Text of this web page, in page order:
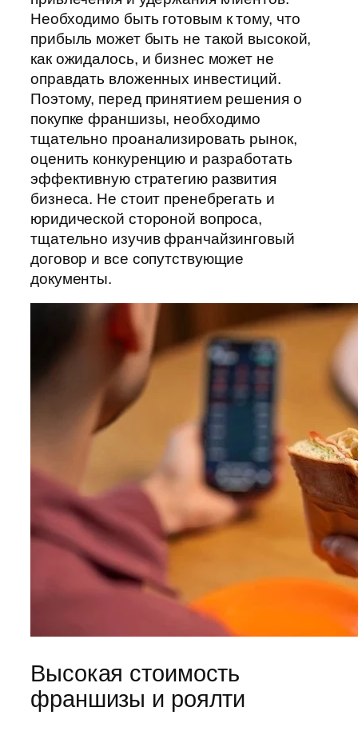
Необходимо быть готовым к тому, что
прибыль может быть не такой высокой,
как ожидалось, и бизнес может не
оправдать вложенных инвестиций.
Поэтому, перед принятием решения о
покупке франшизы, необходимо
тщательно проанализировать рынок,
оценить конкуренцию и разработать
эффективную стратегию развития
бизнеса. Не стоит пренебрегать и
юридической стороной вопроса,
тщательно изучив франчайзинговый
договор и все сопутствующие
документы.
Высокая стоимость
франшизы и роялти